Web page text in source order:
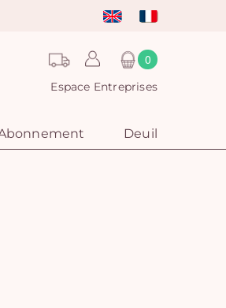
0
Espace Entreprises
Deuil